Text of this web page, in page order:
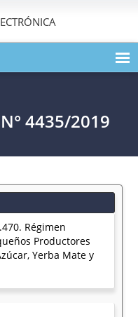
PUBLICACIÓN
4435/2019
Régimen
Productores
Yerba Mate y